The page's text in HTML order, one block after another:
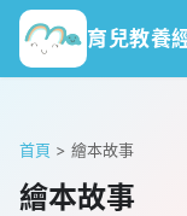
育兒教養
首頁 > 繪本故事
繪本故事